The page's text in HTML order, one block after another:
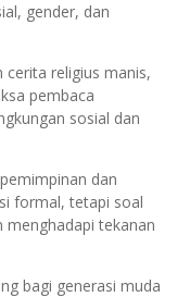
gender, dan
cerita religius manis,
pembaca
sosial dan
dan
formal, tetapi soal
menghadapi tekanan
bagi generasi muda